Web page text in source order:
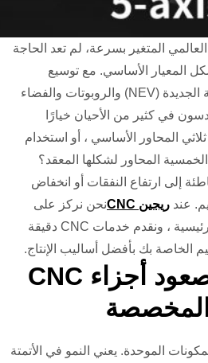
المتغير بسرعة، لم تعد الحاجة
المعيار الأساسي. مع توسيع
مجالات مثل مركبات الطاقة الجديدة (NEV) والروبوتات والفضاء
في كثير من الأحيان خيارًا
المحاور الأساسي ، أو استخدام
المحاور لشكلها المعقد؟
إلى ارتفاع النفقات أو انخفاض
عند ريجين CNC
نحن نركز على
التعامل مع هذه القرارات الرئيسية ، ونقدم خدمات CNC دقيقة
الخاصة بك بأفضل أساليب الإنتاج.
فهم التحول: صعود أجزاء CNC
المخصصة
الموحدة. يعني النمو في الأتمتة